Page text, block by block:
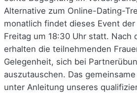
Alternative zum Online-Dating-
monatlich findet dieses Event
Freitag um 18:30 Uhr statt. Nach
erhalten die teilnehmenden
Gelegenheit, sich bei
auszutauschen. Das
unter Anleitung unseres